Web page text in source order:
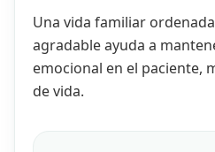
Una vida familiar
agradable ayuda a
emocional en el paciente,
de vida.